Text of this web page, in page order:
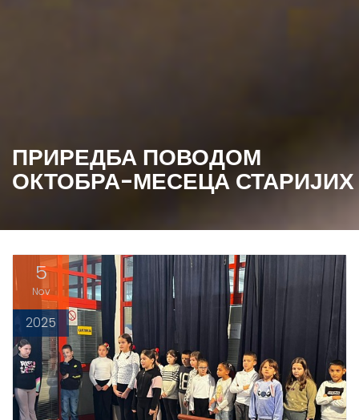
ПРИРЕДБА ПОВОДОМ
ОКТОБРА-МЕСЕЦА СТАРИЈИХ
5
Nov
2025